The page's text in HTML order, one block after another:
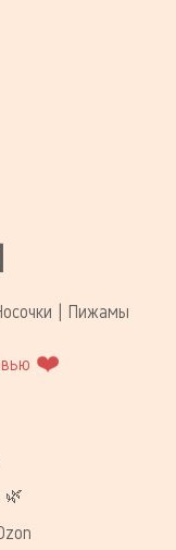
| Пижамы
❤️
🌿